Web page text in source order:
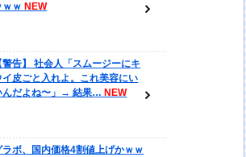
ｗｗ
警告】 社会人「スムージーにキ
イ皮ごと入れよ。これ美容にい
んだよね〜」→ 結果…
ラボ、国内価格4割値上げかｗｗ